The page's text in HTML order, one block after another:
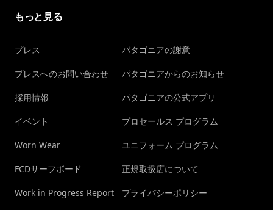
もっと見る
プレス
プレスへのお問い合わせ
採用情報
イベント
Worn Wear
FCDサーフボード
Work in Progress Report
パタゴニアの謝意
パタゴニアからのお知らせ
パタゴニアの公式アプリ
プロセールス プログラム
ユニフォーム プログラム
正規取扱店について
プライバシーポリシー